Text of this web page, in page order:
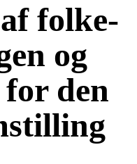
folke-
og
den